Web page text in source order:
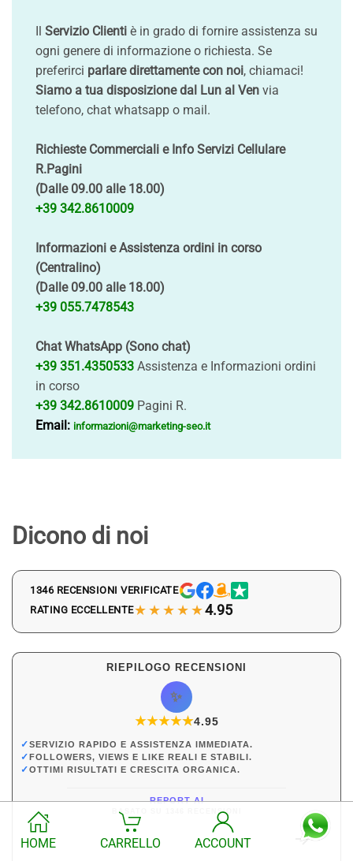
Servizio Clienti è in grado di fornire assistenza su
ogni genere di informazione o richiesta. Se
preferirci parlare direttamente con noi, chiamaci!
Siamo a tua disposizione dal Lun al Ven via
telefono, chat whatsapp o mail.
Richieste Commerciali e Info Servizi Cellulare
R.Pagini
(Dalle 09.00 alle 18.00)
+39 342.8610009
Informazioni e Assistenza ordini in corso
(Centralino)
(Dalle 09.00 alle 18.00)
+39 055.7478543
Chat WhatsApp (Sono chat)
+39 351.4350533 Assistenza e Informazioni ordini
in corso
+39 342.8610009 Pagini R.
Email: informazioni@marketing-seo.it
Dicono di noi
1346 RECENSIONI VERIFICATE
RATING ECCELLENTE★★★★★4.95
RIEPILOGO RECENSIONI
✨
★★★★★
★4.95
✓SERVIZIO RAPIDO E ASSISTENZA IMMEDIATA.
✓FOLLOWERS, VIEWS E LIKE REALI E STABILI.
✓OTTIMI RISULTATI E CRESCITA ORGANICA.
REPORT AI
BASATO SU 1346 RECENSIONI
HOME CARRELLO ACCOUNT